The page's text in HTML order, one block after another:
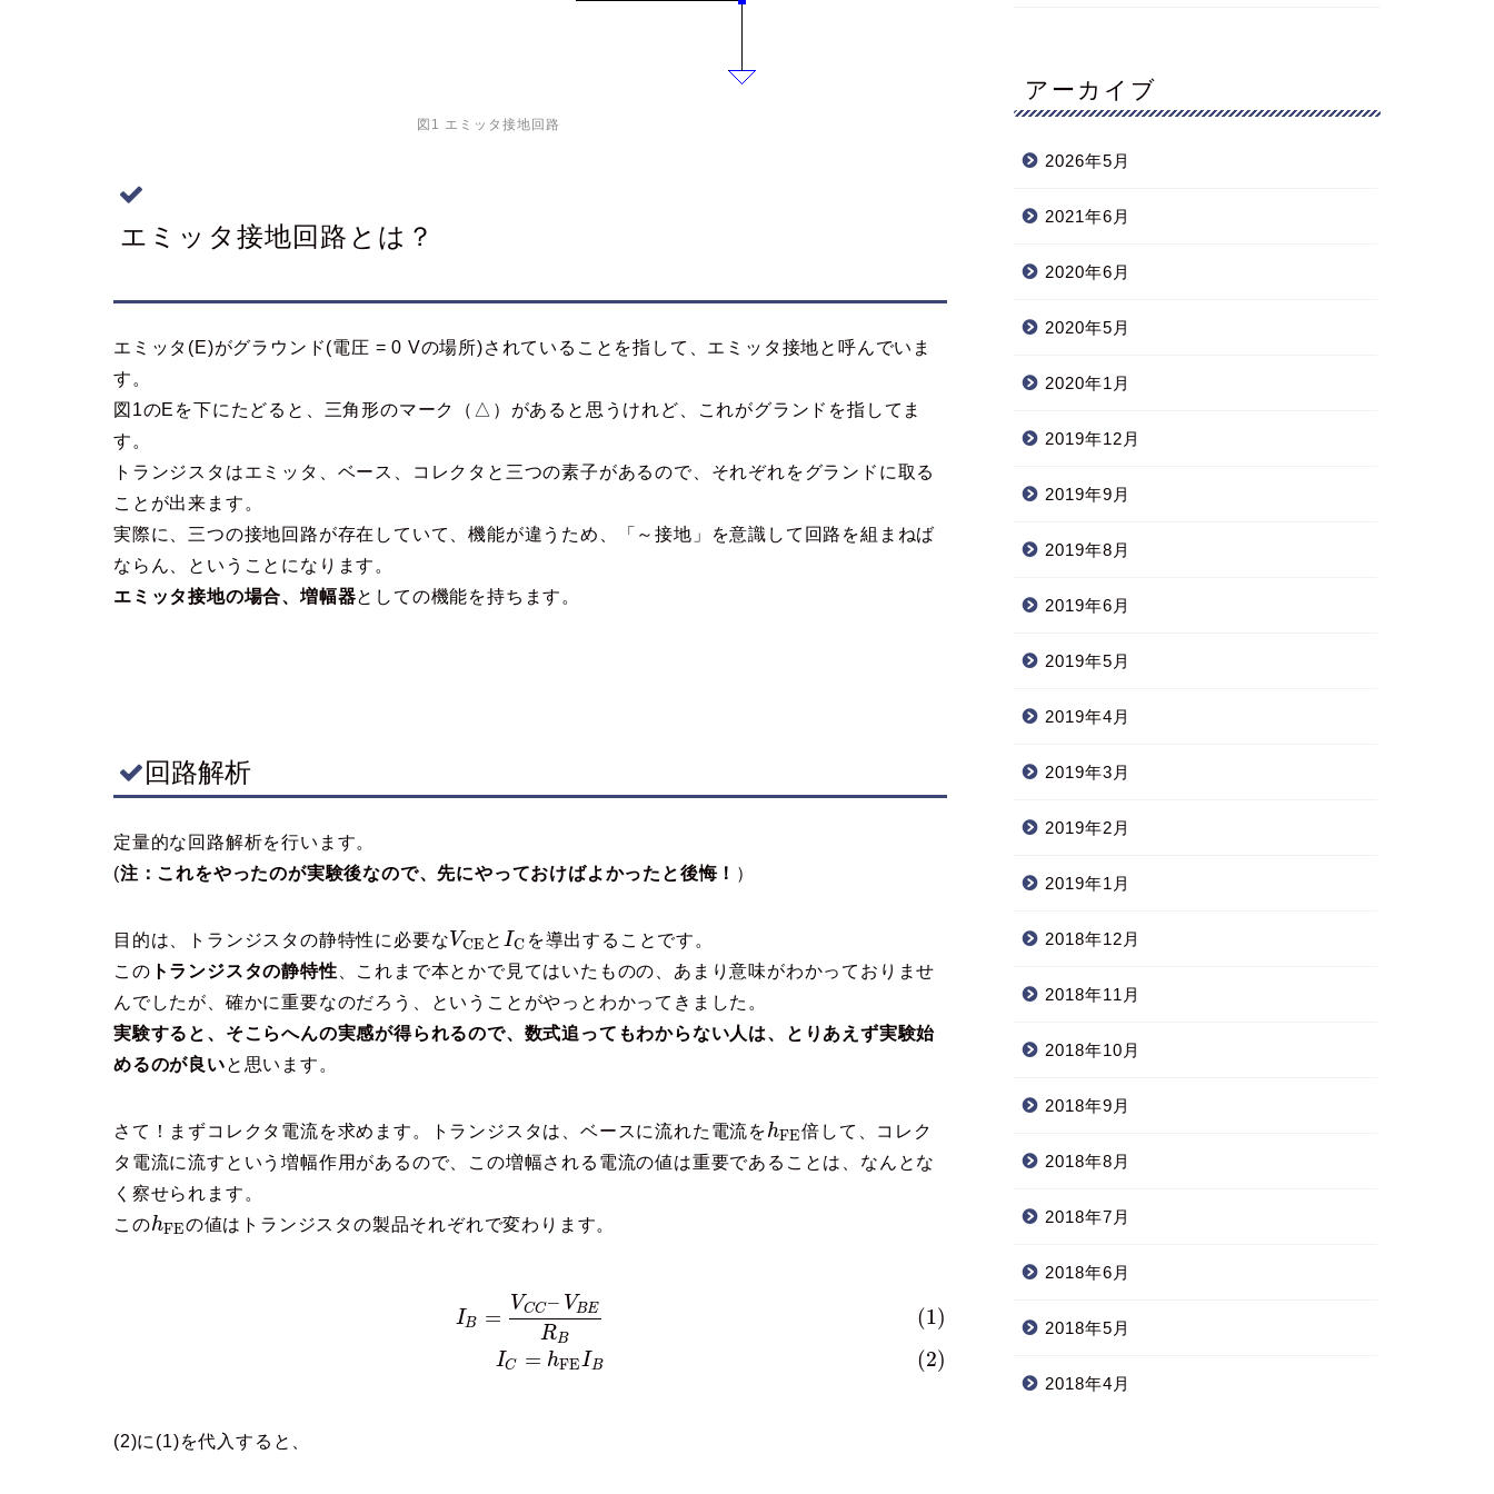
図1 エミッタ接地回路
エミッタ接地回路とは？
エミッタ(E)がグラウンド(電圧 = 0 Vの場所)されていることを指して、エミッタ接地と呼んでいま
す。
図1のEを下にたどると、三角形のマーク（△）があると思うけれど、これがグランドを指してま
す。
トランジスタはエミッタ、ベース、コレクタと三つの素子があるので、それぞれをグランドに取る
ことが出来ます。
実際に、三つの接地回路が存在していて、機能が違うため、「～接地」を意識して回路を組まねば
ならん、ということになります。
エミッタ接地の場合、増幅器としての機能を持ちます。
回路解析
定量的な回路解析を行います。
(注：これをやったのが実験後なので、先にやっておけばよかったと後悔！ ）
目的は、トランジスタの静特性に必要なVCE と IC を導出することです。
この トランジスタの静特性 、これまで本とかで見てはいたものの、あまり意味がわかっておりませ
んでしたが、確かに重要なのだろう、ということがやっとわかってきました。
実験すると、そこらへんの実感が得られるので、数式追ってもわからない人は、とりあえず実験始
めるのが良いと思います。
さて！まずコレクタ電流を求めます。トランジスタは、ベースに流れた電流をhFE倍して、コレク
タ電流に流すという増幅作用があるので、この増幅される電流の値は重要であることは、なんとな
く察せられます。
このhFEの値はトランジスタの製品それぞれで変わります。
IB =
VCC– VBE
RB
IC = hFEIB
(1)
(2)
(2)に(1)を代入すると、
アーカイブ
2026年5月
2021年6月
2020年6月
2020年5月
2020年1月
2019年12月
2019年9月
2019年8月
2019年6月
2019年5月
2019年4月
2019年3月
2019年2月
2019年1月
2018年12月
2018年11月
2018年10月
2018年9月
2018年8月
2018年7月
2018年6月
2018年5月
2018年4月